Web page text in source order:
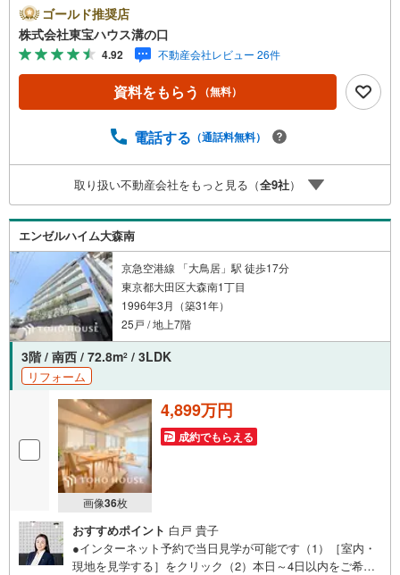
い！●10:00～21:00はお電話でのお問い合わせがスムーズで
す。【Yahoo！ 不動産キャンペーン対象店舗】当店で物件
を成約するとPayPayポイントがもらえる「Yahoo！不動産
物件ご成約キャンペーン」の対象になります。「資料をも
らう」「見学予約をする」ボタンからお問い合わせくださ
い。※必ずYahoo！ JAPAN IDでログインしてください。※P
客様からのお言葉に感謝してこれからも楽しく素敵なお家
らまずは、お気軽に東宝ハウス溝の口に相談してみません
か？何も決まっていなくて大丈夫！まずはお客様の夢をお
聞かせ下さい！未来の「不安」を「安心」に変える「未来
カレンダー」もご来店時に好評です。スタッフ一同いつで
もお客様のお問合せをお待ちしております。
ゴールド推奨店
株式会社東宝ハウス溝の口
4.92 不動産会社レビュー 26件
資料をもらう （無料）
電話する （通話料無料）
取り扱い不動産会社をもっと見る（全9社）
エンゼルハイム大森南
京急空港線 「大鳥居」駅 徒歩17分
東京都大田区大森南1丁目
1996年3月（築31年）
25戸 / 地上7階
3階 / 南西 / 72.8m2 / 3LDK
リフォーム
画像36枚
4,899万円
成約でもらえる
おすすめポイント 白戸 貴子
●インターネット予約で当日見学が可能です（1）［室内・
現地を見学する］をクリック（2）本日～4日以内をご希望